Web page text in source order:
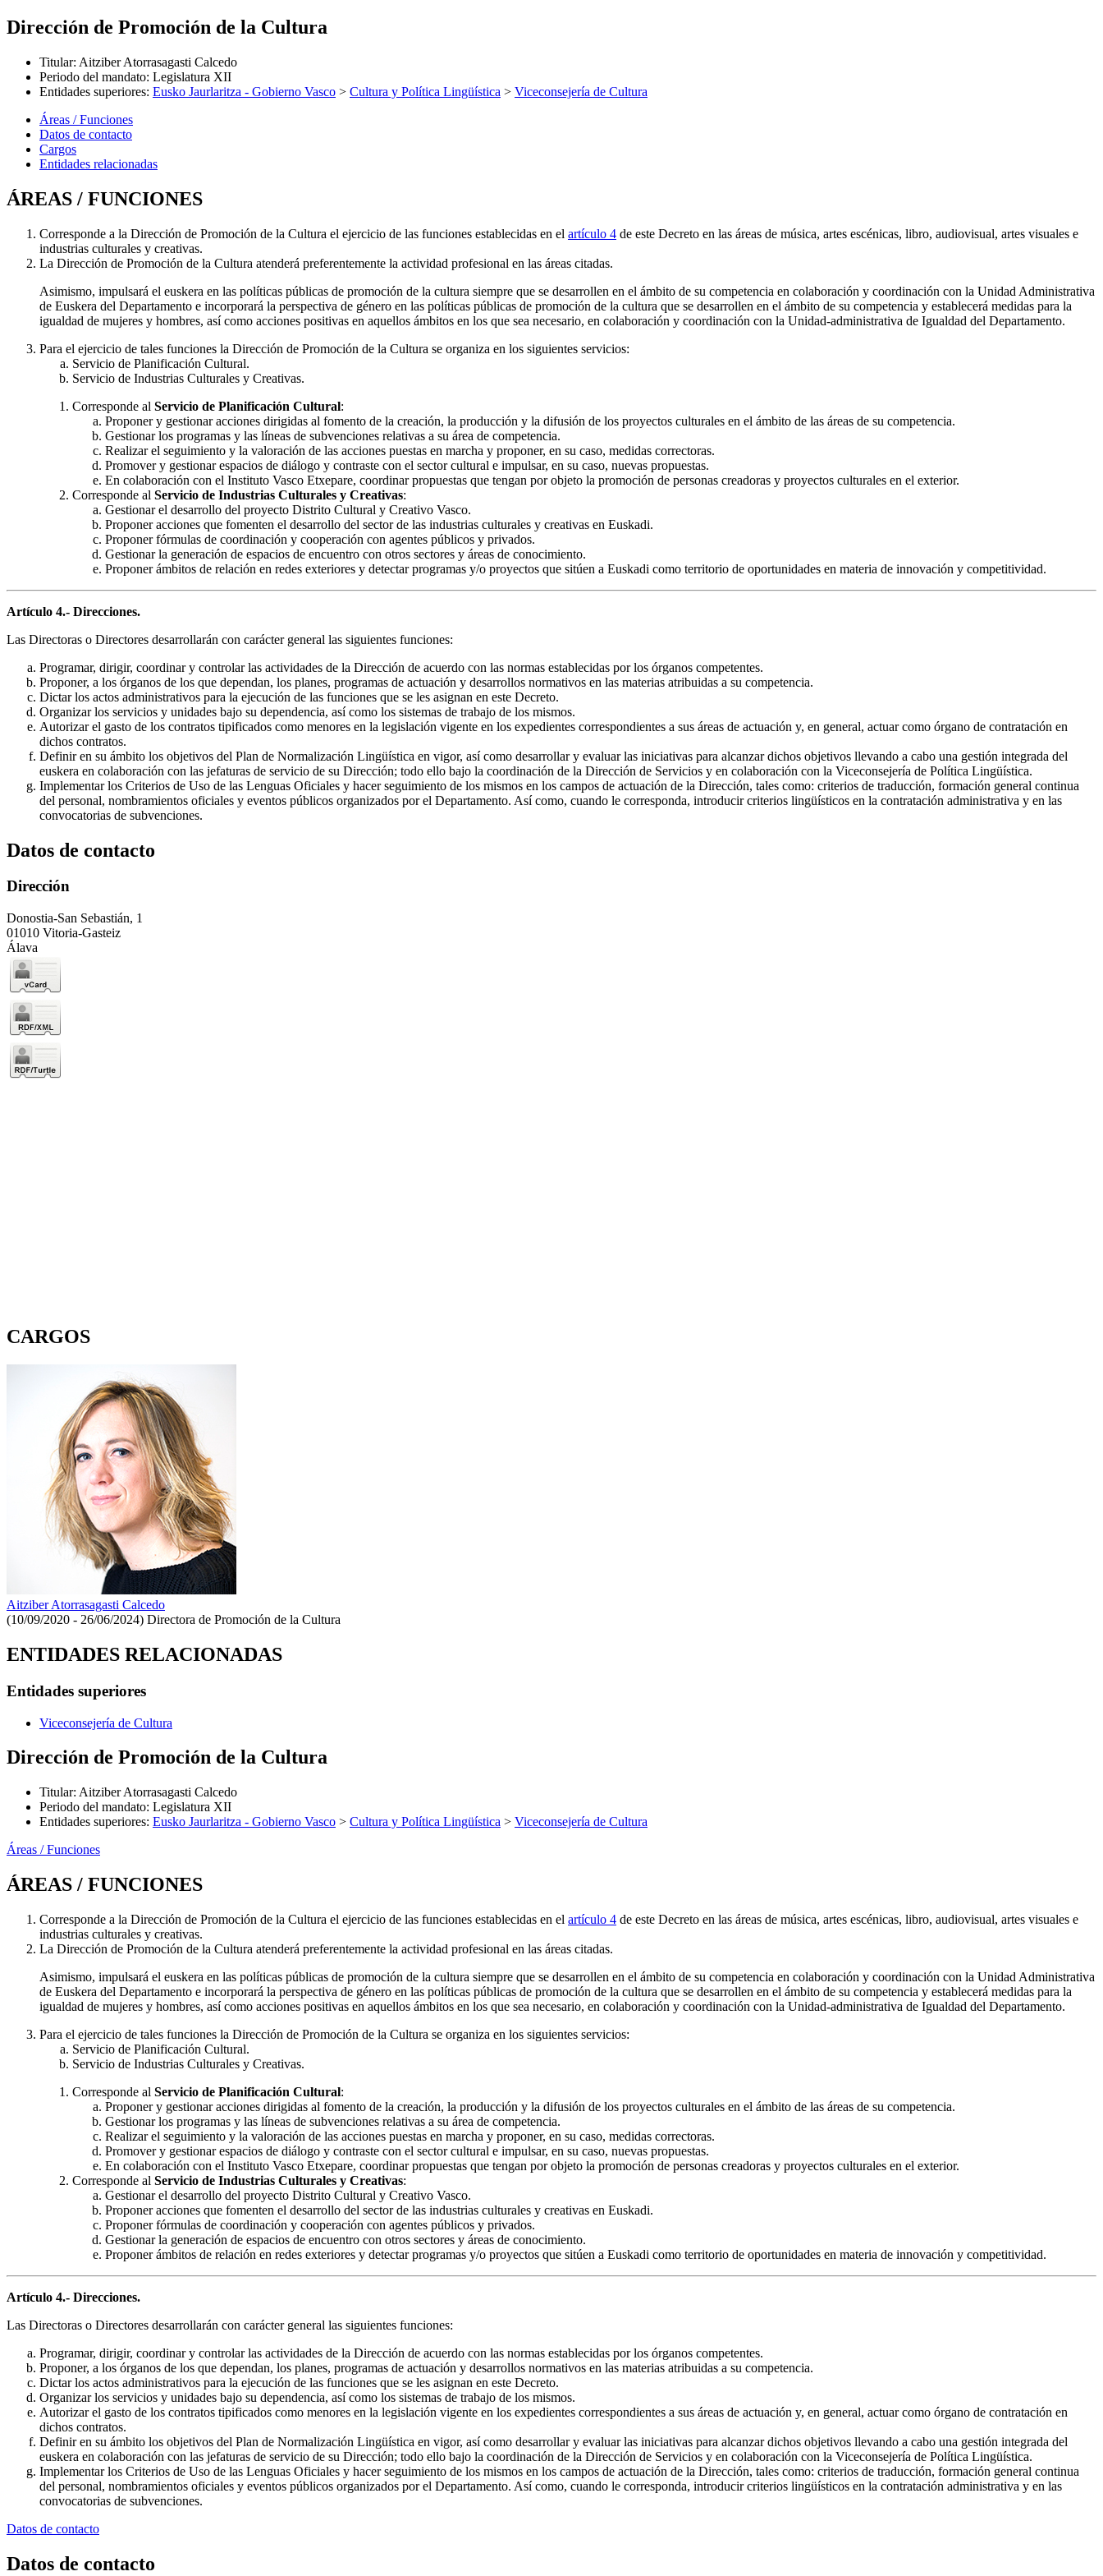
Dirección de Promoción de la Cultura
Titular: Aitziber Atorrasagasti Calcedo
Periodo del mandato: Legislatura XII
Entidades superiores: Eusko Jaurlaritza - Gobierno Vasco > Cultura y Política Lingüística > Viceconsejería de Cultura
Áreas / Funciones
Datos de contacto
Cargos
Entidades relacionadas
ÁREAS / FUNCIONES
Corresponde a la Dirección de Promoción de la Cultura el ejercicio de las funciones establecidas en el artículo 4 de este Decreto en las áreas de música, artes escénicas, libro, audiovisual, artes visuales e
industrias culturales y creativas.
La Dirección de Promoción de la Cultura atenderá preferentemente la actividad profesional en las áreas citadas.
Asimismo, impulsará el euskera en las políticas públicas de promoción de la cultura siempre que se desarrollen en el ámbito de su competencia en colaboración y coordinación con la Unidad Administrativa
de Euskera del Departamento e incorporará la perspectiva de género en las políticas públicas de promoción de la cultura que se desarrollen en el ámbito de su competencia y establecerá medidas para la
igualdad de mujeres y hombres, así como acciones positivas en aquellos ámbitos en los que sea necesario, en colaboración y coordinación con la Unidad-administrativa de Igualdad del Departamento.
Para el ejercicio de tales funciones la Dirección de Promoción de la Cultura se organiza en los siguientes servicios:
Servicio de Planificación Cultural.
Servicio de Industrias Culturales y Creativas.
Corresponde al Servicio de Planificación Cultural:
Proponer y gestionar acciones dirigidas al fomento de la creación, la producción y la difusión de los proyectos culturales en el ámbito de las áreas de su competencia.
Gestionar los programas y las líneas de subvenciones relativas a su área de competencia.
Realizar el seguimiento y la valoración de las acciones puestas en marcha y proponer, en su caso, medidas correctoras.
Promover y gestionar espacios de diálogo y contraste con el sector cultural e impulsar, en su caso, nuevas propuestas.
En colaboración con el Instituto Vasco Etxepare, coordinar propuestas que tengan por objeto la promoción de personas creadoras y proyectos culturales en el exterior.
Corresponde al Servicio de Industrias Culturales y Creativas:
Gestionar el desarrollo del proyecto Distrito Cultural y Creativo Vasco.
Proponer acciones que fomenten el desarrollo del sector de las industrias culturales y creativas en Euskadi.
Proponer fórmulas de coordinación y cooperación con agentes públicos y privados.
Gestionar la generación de espacios de encuentro con otros sectores y áreas de conocimiento.
Proponer ámbitos de relación en redes exteriores y detectar programas y/o proyectos que sitúen a Euskadi como territorio de oportunidades en materia de innovación y competitividad.
Artículo 4.- Direcciones.
Las Directoras o Directores desarrollarán con carácter general las siguientes funciones:
Programar, dirigir, coordinar y controlar las actividades de la Dirección de acuerdo con las normas establecidas por los órganos competentes.
Proponer, a los órganos de los que dependan, los planes, programas de actuación y desarrollos normativos en las materias atribuidas a su competencia.
Dictar los actos administrativos para la ejecución de las funciones que se les asignan en este Decreto.
Organizar los servicios y unidades bajo su dependencia, así como los sistemas de trabajo de los mismos.
Autorizar el gasto de los contratos tipificados como menores en la legislación vigente en los expedientes correspondientes a sus áreas de actuación y, en general, actuar como órgano de contratación en
dichos contratos.
Definir en su ámbito los objetivos del Plan de Normalización Lingüística en vigor, así como desarrollar y evaluar las iniciativas para alcanzar dichos objetivos llevando a cabo una gestión integrada del
euskera en colaboración con las jefaturas de servicio de su Dirección; todo ello bajo la coordinación de la Dirección de Servicios y en colaboración con la Viceconsejería de Política Lingüística.
Implementar los Criterios de Uso de las Lenguas Oficiales y hacer seguimiento de los mismos en los campos de actuación de la Dirección, tales como: criterios de traducción, formación general continua
del personal, nombramientos oficiales y eventos públicos organizados por el Departamento. Así como, cuando le corresponda, introducir criterios lingüísticos en la contratación administrativa y en las
convocatorias de subvenciones.
Datos de contacto
Dirección
Donostia-San Sebastián, 1
01010 Vitoria-Gasteiz
Álava
CARGOS
Aitziber Atorrasagasti Calcedo
(10/09/2020 - 26/06/2024) Directora de Promoción de la Cultura
ENTIDADES RELACIONADAS
Entidades superiores
Viceconsejería de Cultura
Dirección de Promoción de la Cultura
Titular: Aitziber Atorrasagasti Calcedo
Periodo del mandato: Legislatura XII
Entidades superiores: Eusko Jaurlaritza - Gobierno Vasco > Cultura y Política Lingüística > Viceconsejería de Cultura
Áreas / Funciones
ÁREAS / FUNCIONES
Corresponde a la Dirección de Promoción de la Cultura el ejercicio de las funciones establecidas en el artículo 4 de este Decreto en las áreas de música, artes escénicas, libro, audiovisual, artes visuales e
industrias culturales y creativas.
La Dirección de Promoción de la Cultura atenderá preferentemente la actividad profesional en las áreas citadas.
Asimismo, impulsará el euskera en las políticas públicas de promoción de la cultura siempre que se desarrollen en el ámbito de su competencia en colaboración y coordinación con la Unidad Administrativa
de Euskera del Departamento e incorporará la perspectiva de género en las políticas públicas de promoción de la cultura que se desarrollen en el ámbito de su competencia y establecerá medidas para la
igualdad de mujeres y hombres, así como acciones positivas en aquellos ámbitos en los que sea necesario, en colaboración y coordinación con la Unidad-administrativa de Igualdad del Departamento.
Para el ejercicio de tales funciones la Dirección de Promoción de la Cultura se organiza en los siguientes servicios:
Servicio de Planificación Cultural.
Servicio de Industrias Culturales y Creativas.
Corresponde al Servicio de Planificación Cultural:
Proponer y gestionar acciones dirigidas al fomento de la creación, la producción y la difusión de los proyectos culturales en el ámbito de las áreas de su competencia.
Gestionar los programas y las líneas de subvenciones relativas a su área de competencia.
Realizar el seguimiento y la valoración de las acciones puestas en marcha y proponer, en su caso, medidas correctoras.
Promover y gestionar espacios de diálogo y contraste con el sector cultural e impulsar, en su caso, nuevas propuestas.
En colaboración con el Instituto Vasco Etxepare, coordinar propuestas que tengan por objeto la promoción de personas creadoras y proyectos culturales en el exterior.
Corresponde al Servicio de Industrias Culturales y Creativas:
Gestionar el desarrollo del proyecto Distrito Cultural y Creativo Vasco.
Proponer acciones que fomenten el desarrollo del sector de las industrias culturales y creativas en Euskadi.
Proponer fórmulas de coordinación y cooperación con agentes públicos y privados.
Gestionar la generación de espacios de encuentro con otros sectores y áreas de conocimiento.
Proponer ámbitos de relación en redes exteriores y detectar programas y/o proyectos que sitúen a Euskadi como territorio de oportunidades en materia de innovación y competitividad.
Artículo 4.- Direcciones.
Las Directoras o Directores desarrollarán con carácter general las siguientes funciones:
Programar, dirigir, coordinar y controlar las actividades de la Dirección de acuerdo con las normas establecidas por los órganos competentes.
Proponer, a los órganos de los que dependan, los planes, programas de actuación y desarrollos normativos en las materias atribuidas a su competencia.
Dictar los actos administrativos para la ejecución de las funciones que se les asignan en este Decreto.
Organizar los servicios y unidades bajo su dependencia, así como los sistemas de trabajo de los mismos.
Autorizar el gasto de los contratos tipificados como menores en la legislación vigente en los expedientes correspondientes a sus áreas de actuación y, en general, actuar como órgano de contratación en
dichos contratos.
Definir en su ámbito los objetivos del Plan de Normalización Lingüística en vigor, así como desarrollar y evaluar las iniciativas para alcanzar dichos objetivos llevando a cabo una gestión integrada del
euskera en colaboración con las jefaturas de servicio de su Dirección; todo ello bajo la coordinación de la Dirección de Servicios y en colaboración con la Viceconsejería de Política Lingüística.
Implementar los Criterios de Uso de las Lenguas Oficiales y hacer seguimiento de los mismos en los campos de actuación de la Dirección, tales como: criterios de traducción, formación general continua
del personal, nombramientos oficiales y eventos públicos organizados por el Departamento. Así como, cuando le corresponda, introducir criterios lingüísticos en la contratación administrativa y en las
convocatorias de subvenciones.
Datos de contacto
Datos de contacto